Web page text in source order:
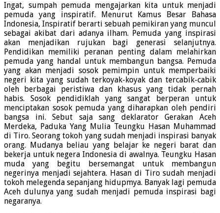
Ingat, sumpah pemuda mengajarkan kita untuk menjadi
pemuda yang inspiratif. Menurut Kamus Besar Bahasa
Indonesia, Inspiratif berarti sebuah pemikiran yang muncul
sebagai akibat dari adanya ilham. Pemuda yang inspirasi
akan menjadikan rujukan bagi generasi selanjutnya.
Pendidikan memiliki peranan penting dalam melahirkan
pemuda yang handal untuk membangun bangsa. Pemuda
yang akan menjadi sosok pemimpin untuk memperbaiki
negeri kita yang sudah terkoyak-koyak dan tercabik-cabik
oleh berbagai peristiwa dan khasus yang tidak pernah
habis. Sosok pendidiklah yang sangat berperan untuk
menciptakan sosok pemuda yang diharapkan oleh pendiri
bangsa ini. Sebut saja sang deklarator Gerakan Aceh
Merdeka, Paduka Yang Mulia Teungku Hasan Muhammad
di Tiro. Seorang tokoh yang sudah menjadi inspirasi banyak
orang. Mudanya beliau yang belajar ke negeri barat dan
bekerja untuk negera Indonesia di awalnya. Teungku Hasan
muda yang begitu bersemangat untuk membangun
negerinya menjadi sejahtera. Hasan di Tiro sudah menjadi
tokoh melegenda sepanjang hidupmya. Banyak lagi pemuda
Aceh dulunya yang sudah menjadi pemuda inspirasi bagi
negaranya.